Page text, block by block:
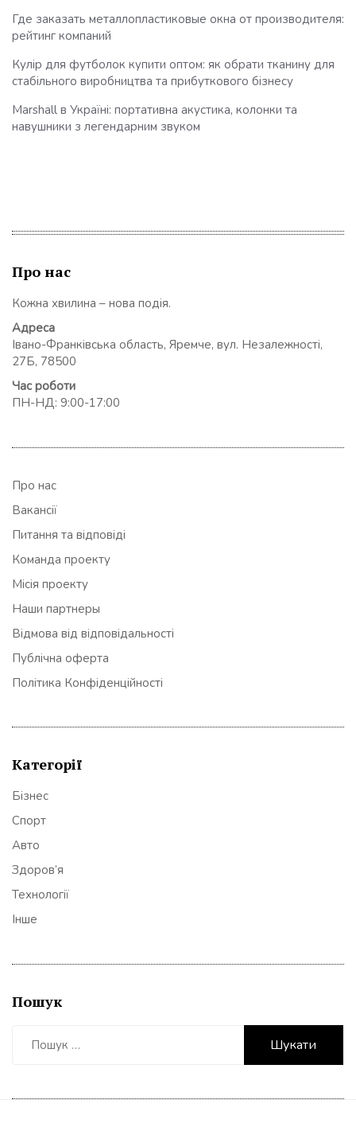
Где заказать металлопластиковые окна от производителя:
рейтинг компаний
Кулір для футболок купити оптом: як обрати тканину для
стабільного виробництва та прибуткового бізнесу
Marshall в Україні: портативна акустика, колонки та
навушники з легендарним звуком
Про нас
Кожна хвилина – нова подія.
Адреса
Івано-Франківська область, Яремче, вул. Незалежності,
27Б, 78500
Час роботи
ПН-НД: 9:00-17:00
Про нас
Вакансії
Питання та відповіді
Команда проекту
Місія проекту
Наши партнеры
Відмова від відповідальності
Публічна оферта
Політика Конфіденційності
Категорії
Бізнес
Спорт
Авто
Здоров’я
Технології
Інше
Пошук